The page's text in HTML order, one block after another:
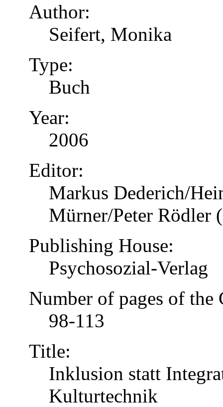
Author:
Seifert, Monika
Type:
Buch
Year:
2006
Editor:
Markus Dederich/
Mürner/Peter Rödler
Publishing House:
Psychosozial-Verlag
Number of pages of
98-113
Title:
Inklusion statt
Kulturtechnik